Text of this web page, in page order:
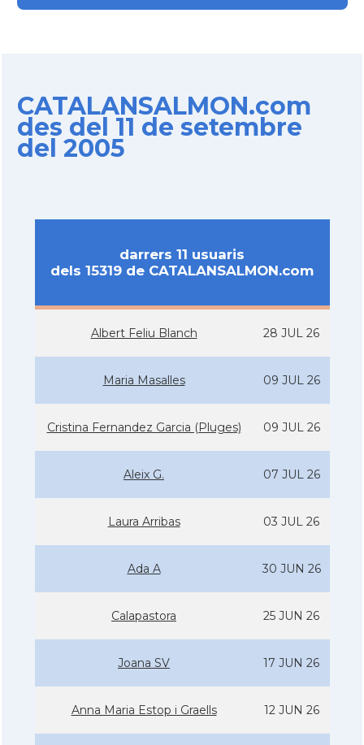
CATALANSALMON.com
des del 11 de setembre
del 2005
darrers 11 usuaris
dels 15319 de CATALANSALMON.com
Albert Feliu Blanch 28 JUL 26
Maria Masalles 09 JUL 26
Cristina Fernandez Garcia (Pluges) 09 JUL 26
Aleix G. 07 JUL 26
Laura Arribas 03 JUL 26
Ada A 30 JUN 26
Calapastora 25 JUN 26
Joana SV 17 JUN 26
Anna Maria Estop i Graells 12 JUN 26